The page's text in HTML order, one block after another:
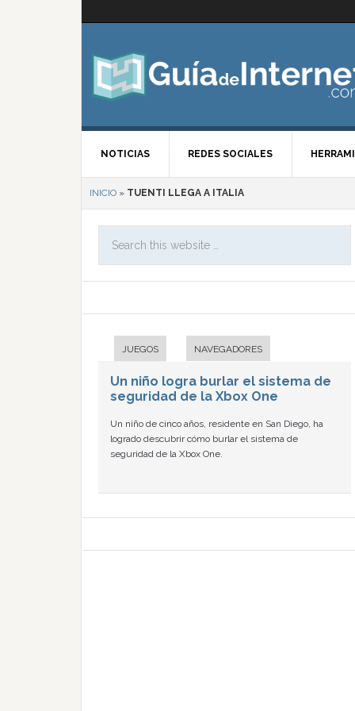
NOTICIAS REDES SOCIALES
INICIO » TUENTI LLEGA A ITALIA
JUEGOS NAVEGADORES
Un niño logra burlar el sistema de
seguridad de la Xbox One
Un niño de cinco años, residente en San Diego, ha
logrado descubrir cómo burlar el sistema de
seguridad de la Xbox One.